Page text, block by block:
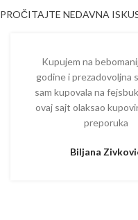
PROČITAJTE NEDAVNA
Kupujem na
godine i prezadovoljna
sam kupovala na
ovaj sajt olaksao
preporuka
Biljana